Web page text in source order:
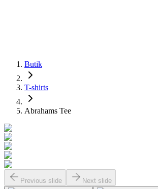
Butik
T-shirts
Abrahams Tee
Previous slide Next slide